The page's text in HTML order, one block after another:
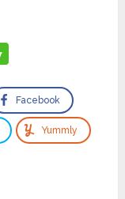
Facebook
Yummly